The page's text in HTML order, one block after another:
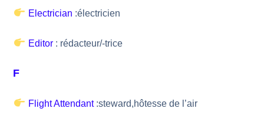
Electrician :électricien
Editor : rédacteur/-trice
F
Flight Attendant :steward,hôtesse de l’air